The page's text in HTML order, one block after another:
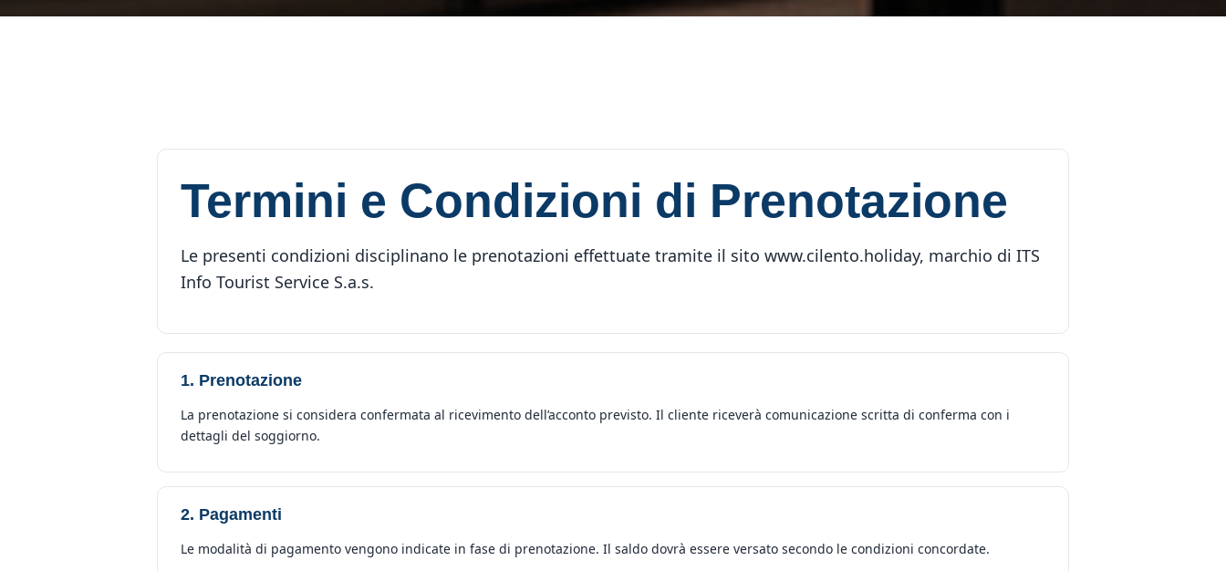
Termini e Condizioni di Prenotazione
Le presenti condizioni disciplinano le prenotazioni effettuate tramite il sito www.cilento.holiday, marchio di ITS
Info Tourist Service S.a.s.
1. Prenotazione
La prenotazione si considera confermata al ricevimento dell’acconto previsto. Il cliente riceverà comunicazione scritta di conferma con i
dettagli del soggiorno.
2. Pagamenti
Le modalità di pagamento vengono indicate in fase di prenotazione. Il saldo dovrà essere versato secondo le condizioni concordate.